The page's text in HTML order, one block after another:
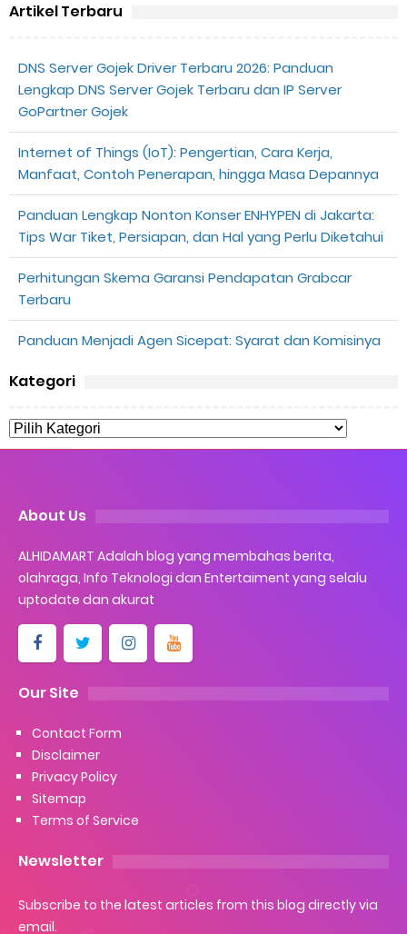
Artikel Terbaru
DNS Server Gojek Driver Terbaru 2026: Panduan
Lengkap DNS Server Gojek Terbaru dan IP Server
GoPartner Gojek
Internet of Things (IoT): Pengertian, Cara Kerja,
Manfaat, Contoh Penerapan, hingga Masa Depannya
Panduan Lengkap Nonton Konser ENHYPEN di Jakarta:
Tips War Tiket, Persiapan, dan Hal yang Perlu Diketahui
Perhitungan Skema Garansi Pendapatan Grabcar
Terbaru
Panduan Menjadi Agen Sicepat: Syarat dan Komisinya
Kategori
About Us
ALHIDAMART Adalah blog yang membahas berita,
olahraga, Info Teknologi dan Entertaiment yang selalu
uptodate dan akurat
Our Site
Contact Form
Disclaimer
Privacy Policy
Sitemap
Terms of Service
Newsletter
Subscribe to the latest articles from this blog directly via
email.